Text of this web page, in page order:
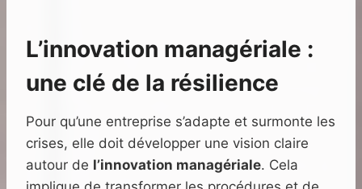
L’innovation managériale :
une clé de la résilience
Pour qu’une entreprise s’adapte et surmonte les
crises, elle doit développer une vision claire
autour de l’innovation managériale. Cela